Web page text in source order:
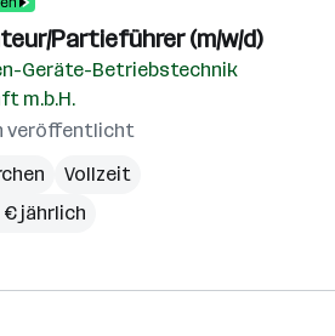
Partieführer (m/w/d)
Geräte-Betriebstechnik
m.b.H.
veröffentlicht
Vollzeit
€ jährlich